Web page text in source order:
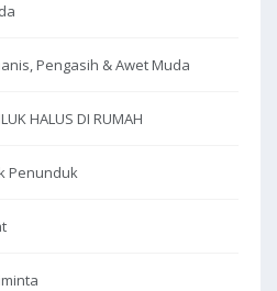
Pengasih & Awet Muda
HALUS DI RUMAH
Penunduk